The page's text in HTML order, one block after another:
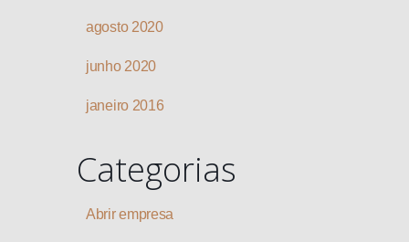
agosto 2020
junho 2020
janeiro 2016
Categorias
Abrir empresa